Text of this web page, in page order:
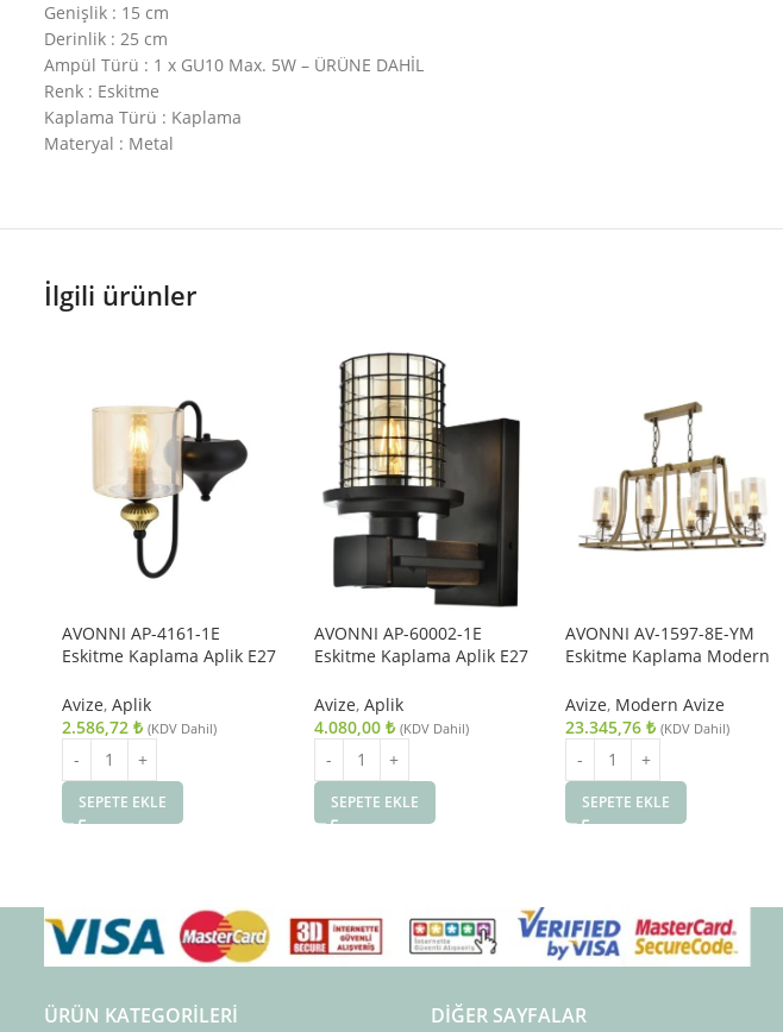
Genişlik : 15 cm
Derinlik : 25 cm
Ampül Türü : 1 x GU10 Max. 5W – ÜRÜNE DAHİL
Renk : Eskitme
Kaplama Türü : Kaplama
Materyal : Metal
İlgili ürünler
AVONNI AP-4161-1E
Eskitme Kaplama Aplik E27
Avize, Aplik
2.586,72 ₺ (KDV Dahil)
SEPETE EKLE
AVONNI AP-60002-1E
Eskitme Kaplama Aplik E27
Avize, Aplik
4.080,00 ₺ (KDV Dahil)
SEPETE EKLE
AVONNI AV-1597-8E-YM
Eskitme Kaplama Modern
89x50cm
Avize, Modern Avize
23.345,76₺ (KDV Dahil)
SEPETE EKLE
ÜRÜN KATEGORILERI DIĞER SAYFALAR